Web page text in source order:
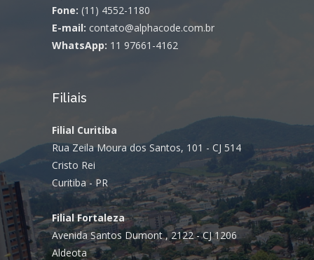
Fone: (11) 4552-1180
E-mail: contato@alphacode.com.br
WhatsApp: 11 97661-4162
Filiais
Filial Curitiba
Rua Zeila Moura dos Santos, 101 - CJ 514
Cristo Rei
Curitiba - PR
Filial Fortaleza
Avenida Santos Dumont , 2122 - CJ 1206
Aldeota